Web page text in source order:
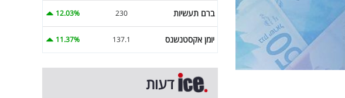
ברם תעשיות 230
12.03%
יומן אקסטנשנס 137.1
11.37%
דעות